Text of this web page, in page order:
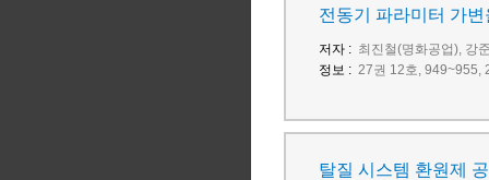
전동기 파라미터 가
저자 : 최진철(명화공업), 강
정보 : 27권 12호, 949~955,
탈질 시스템 환원제